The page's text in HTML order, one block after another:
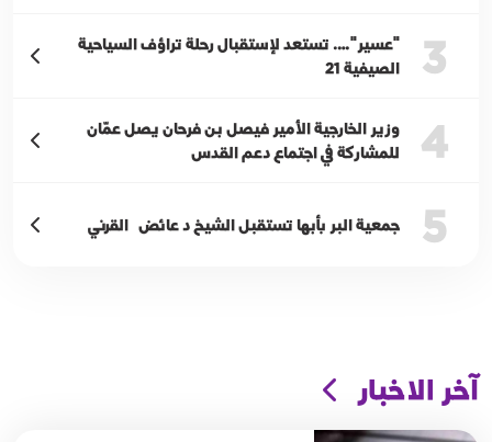
3
"عسير"…. تستعد لإستقبال رحلة تراؤف السياحية
الصيفية 21
4
وزير الخارجية الأمير فيصل بن فرحان يصل عمّان
للمشاركة في اجتماع دعم القدس
5 جمعية البر بأبها تستقبل الشيخ د عائض القرني
آخر الاخبار